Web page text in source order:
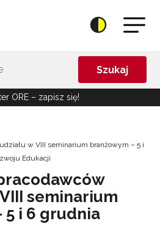
Szukaj
ORE – zapisz się!
w VIII seminarium branżowym – 5 i
Edukacji
seminarium
5 i 6 grudnia